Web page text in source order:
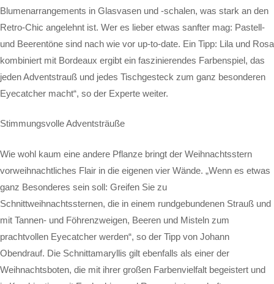
Blumenarrangements in Glasvasen und -schalen, was stark an den
Retro-Chic angelehnt ist. Wer es lieber etwas sanfter mag: Pastell-
und Beerentöne sind nach wie vor up-to-date. Ein Tipp: Lila und Rosa
kombiniert mit Bordeaux ergibt ein faszinierendes Farbenspiel, das
jeden Adventstrauß und jedes Tischgesteck zum ganz besonderen
Eyecatcher macht“, so der Experte weiter.
Stimmungsvolle Adventsträuße
Wie wohl kaum eine andere Pflanze bringt der Weihnachtsstern
vorweihnachtliches Flair in die eigenen vier Wände. „Wenn es etwas
ganz Besonderes sein soll: Greifen Sie zu
Schnittweihnachtssternen, die in einem rundgebundenen Strauß und
mit Tannen- und Föhrenzweigen, Beeren und Misteln zum
prachtvollen Eyecatcher werden“, so der Tipp von Johann
Obendrauf. Die Schnittamaryllis gilt ebenfalls als einer der
Weihnachtsboten, die mit ihrer großen Farbenvielfalt begeistert und